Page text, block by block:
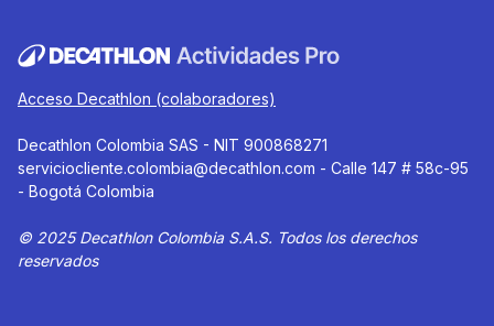
Acceso Decathlon (colaboradores)
Decathlon Colombia SAS - NIT 900868271
serviciocliente.colombia@decathlon.com - Calle 147 # 58c-95
- Bogotá Colombia
© 2025 Decathlon Colombia S.A.S. Todos los derechos
reservados